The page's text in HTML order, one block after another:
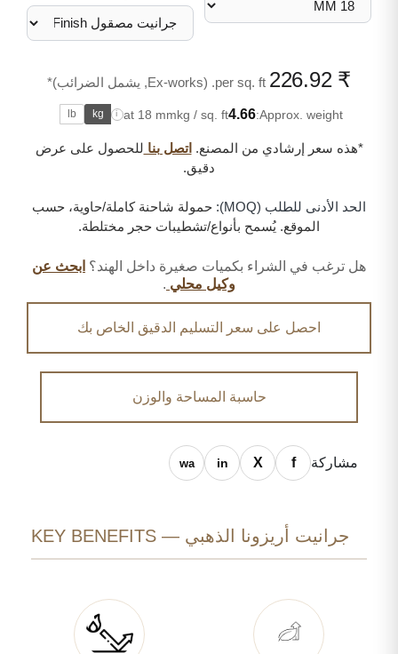
₹ 226.92 per sq. ft. (Ex-works, يشمل الضرائب)*
Approx. weight:
4.66
kg / sq. ft
at 18 mm
i
kg
lb
*هذه سعر إرشادي من المصنع. اتصل بنا للحصول على عرض
دقيق.
الحد الأدنى للطلب (MOQ):
حمولة شاحنة كاملة/حاوية، حسب
الموقع. يُسمح بأنواع/تشطيبات حجر مختلطة.
هل ترغب في الشراء بكميات صغيرة داخل الهند؟ ابحث عن
وكيل محلي .
احصل على سعر التسليم الدقيق الخاص بك
حاسبة المساحة والوزن
مشاركة
جرانيت أريزونا الذهبي — KEY BENEFITS